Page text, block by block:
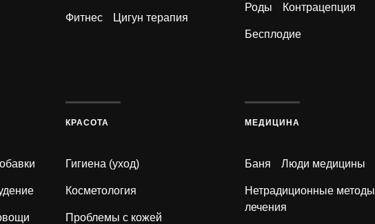
Фитнес Цигун терапия
Роды Контрацепция
Бесплодие
КРАСОТА
Гигиена (уход)
Косметология
Проблемы с кожей
МЕДИЦИНА
Баня Люди медицины
Нетрадиционные методы
лечения